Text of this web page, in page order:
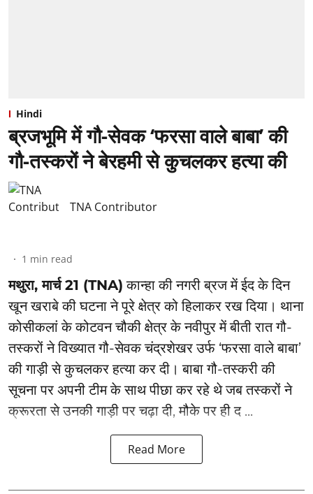
Hindi
ब्रजभूमि में गौ-सेवक ‘फरसा वाले बाबा’ की
गौ-तस्करों ने बेरहमी से कुचलकर हत्या की
TNA Contributor
1 min read
मथुरा, मार्च 21 (TNA) कान्हा की नगरी ब्रज में ईद के दिन
खून खराबे की घटना ने पूरे क्षेत्र को हिलाकर रख दिया। थाना
कोसीकलां के कोटवन चौकी क्षेत्र के नवीपुर में बीती रात गौ-
तस्करों ने विख्यात गौ-सेवक चंद्रशेखर उर्फ ‘फरसा वाले बाबा’
की गाड़ी से कुचलकर हत्या कर दी। बाबा गौ-तस्करी की
सूचना पर अपनी टीम के साथ पीछा कर रहे थे जब तस्करों ने
क्रूरता से उनकी गाड़ी पर चढ़ा दी, मौके पर ही द ...
Read More